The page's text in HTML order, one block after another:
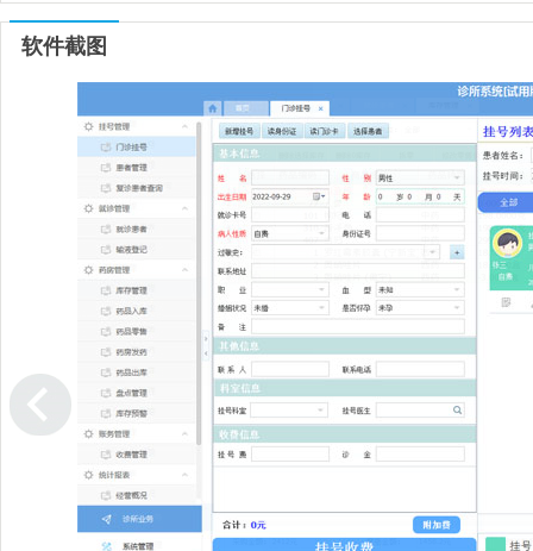
软件截图